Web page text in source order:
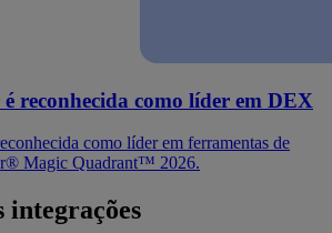
reconhecida como líder em DEX
como líder em ferramentas de
Magic Quadrant™ 2026.